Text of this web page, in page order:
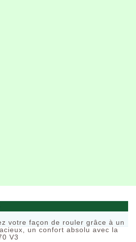
votre façon de rouler grâce à un
un confort absolu avec la
V3